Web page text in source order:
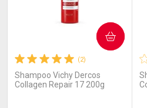
(2)
Shampoo Vichy Dercos
Collagen Repair 17 200g
COMPRAR